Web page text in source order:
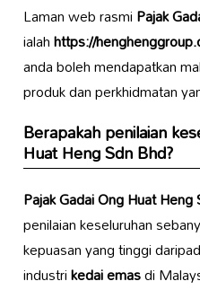
Laman web rasmiPajak
ialahhttps://
anda boleh mendapatkan
produk dan perkhidmatan
Berapakah penilaian
Huat Heng Sdn Bhd?
Pajak Gadai Ong Huat Heng
penilaian keseluruhan
kepuasan yang tinggi
industrikedai emasdi